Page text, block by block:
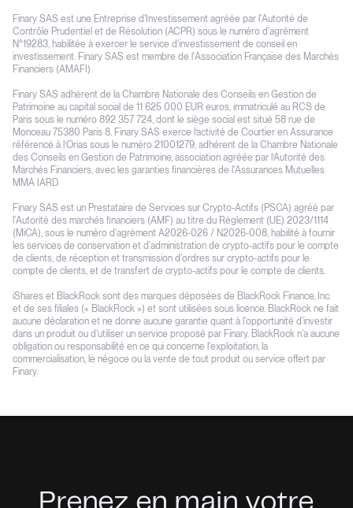
Finary SAS est une Entreprise d'Investissement agréée par l'Autorité de
Contrôle Prudentiel et de Résolution (ACPR) sous le numéro d'agrément
N°19283, habilitée à exercer le service d'investissement de conseil en
investissement. Finary SAS est membre de l'Association Française des Marchés
Financiers (AMAFI).
Finary SAS adhérent de la Chambre Nationale des Conseils en Gestion de
Patrimoine au capital social de 11 625 000 EUR euros, immatriculé au RCS de
Paris sous le numéro 892 357 724, dont le siège social est situé 58 rue de
Monceau 75380 Paris 8. Finary SAS exerce l’activité de Courtier en Assurance
référencé à l’Orias sous le numéro 21001279, adhérent de la Chambre Nationale
des Conseils en Gestion de Patrimoine, association agréée par l’Autorité des
Marchés Financiers, avec les garanties financières de l'Assurances Mutuelles
MMA IARD.
Finary SAS est un Prestataire de Services sur Crypto-Actifs (PSCA) agréé par
l'Autorité des marchés financiers (AMF) au titre du Règlement (UE) 2023/1114
(MiCA), sous le numéro d'agrément A2026-026 / N2026-008, habilité à fournir
les services de conservation et d'administration de crypto-actifs pour le compte
de clients, de réception et transmission d'ordres sur crypto-actifs pour le
compte de clients, et de transfert de crypto-actifs pour le compte de clients.
iShares et BlackRock sont des marques déposées de BlackRock Finance, Inc.
et de ses filiales (« BlackRock ») et sont utilisées sous licence. BlackRock ne fait
aucune déclaration et ne donne aucune garantie quant à l'opportunité d'investir
dans un produit ou d'utiliser un service proposé par Finary. BlackRock n'a aucune
obligation ou responsabilité en ce qui concerne l'exploitation, la
commercialisation, le négoce ou la vente de tout produit ou service offert par
Finary.
Prenez en main votre